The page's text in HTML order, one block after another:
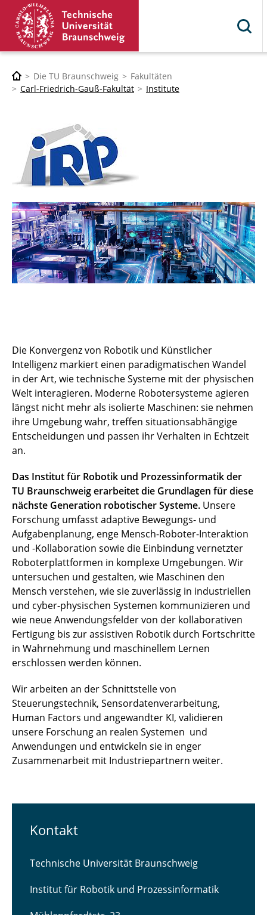
Die TU Braunschweig
Fakultäten
Carl-Friedrich-Gauß-Fakultät
Institute
Die Konvergenz von Robotik und Künstlicher
Intelligenz markiert einen paradigmatischen Wandel
in der Art, wie technische Systeme mit der physischen
Welt interagieren. Moderne Robotersysteme agieren
längst nicht mehr als isolierte Maschinen: sie nehmen
ihre Umgebung wahr, treffen situationsabhängige
Entscheidungen und passen ihr Verhalten in Echtzeit
an.
Das Institut für Robotik und Prozessinformatik der
TU Braunschweig erarbeitet die Grundlagen für diese
nächste Generation robotischer Systeme. Unsere
Forschung umfasst adaptive Bewegungs- und
Aufgabenplanung, enge Mensch-Roboter-Interaktion
und -Kollaboration sowie die Einbindung vernetzter
Roboterplattformen in komplexe Umgebungen. Wir
untersuchen und gestalten, wie Maschinen den
Mensch verstehen, wie sie zuverlässig in industriellen
und cyber-physischen Systemen kommunizieren und
wie neue Anwendungsfelder von der kollaborativen
Fertigung bis zur assistiven Robotik durch Fortschritte
in Wahrnehmung und maschinellem Lernen
erschlossen werden können.
Wir arbeiten an der Schnittstelle von
Steuerungstechnik, Sensordatenverarbeitung,
Human Factors und angewandter KI, validieren
unsere Forschung an realen Systemen und
Anwendungen und entwickeln sie in enger
Zusammenarbeit mit Industriepartnern weiter.
Kontakt
Technische Universität Braunschweig
Institut für Robotik und Prozessinformatik